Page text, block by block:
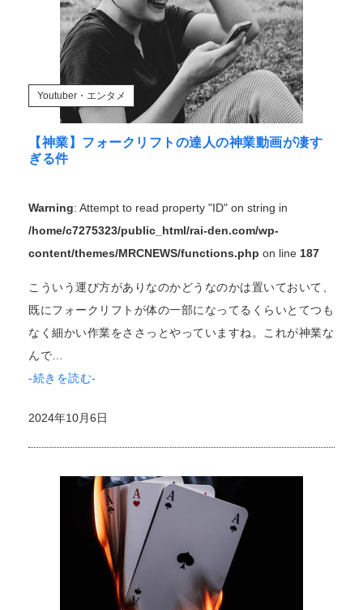
【緊急】肛門にスティックのり入れたけど出てこない
Powered by livedoor 相互RSS
Youtuber・エンタメ
【神業】フォークリフトの達人の神業動画が凄す
ぎる件
Warning: Attempt to read property "ID" on string in
/home/c7275323/public_html/rai-den.com/wp-
content/themes/MRCNEWS/functions.php on line 187
こういう運び方がありなのかどうなのかは置いておいて、
既にフォークリフトが体の一部になってるくらいとてつも
なく細かい作業をささっとやっていますね。これが神業な
んで…
-続きを読む-
2024年10月6日